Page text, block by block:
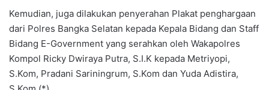
Kemudian, juga dilakukan penyerahan Plakat penghargaan
dari Polres Bangka Selatan kepada Kepala Bidang dan Staff
Bidang E-Government yang serahkan oleh Wakapolres
Kompol Ricky Dwiraya Putra, S.I.K kepada Metriyopi,
S.Kom, Pradani Sariningrum, S.Kom dan Yuda Adistira,